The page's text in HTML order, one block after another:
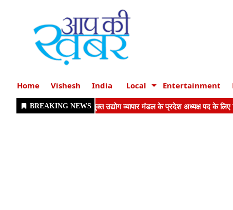
Home Vishesh India Local Entertainment